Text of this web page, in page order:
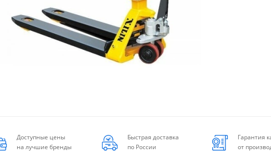
Доступные цены
на лучшие бренды
Быстрая доставка
по России
Гарантия
от